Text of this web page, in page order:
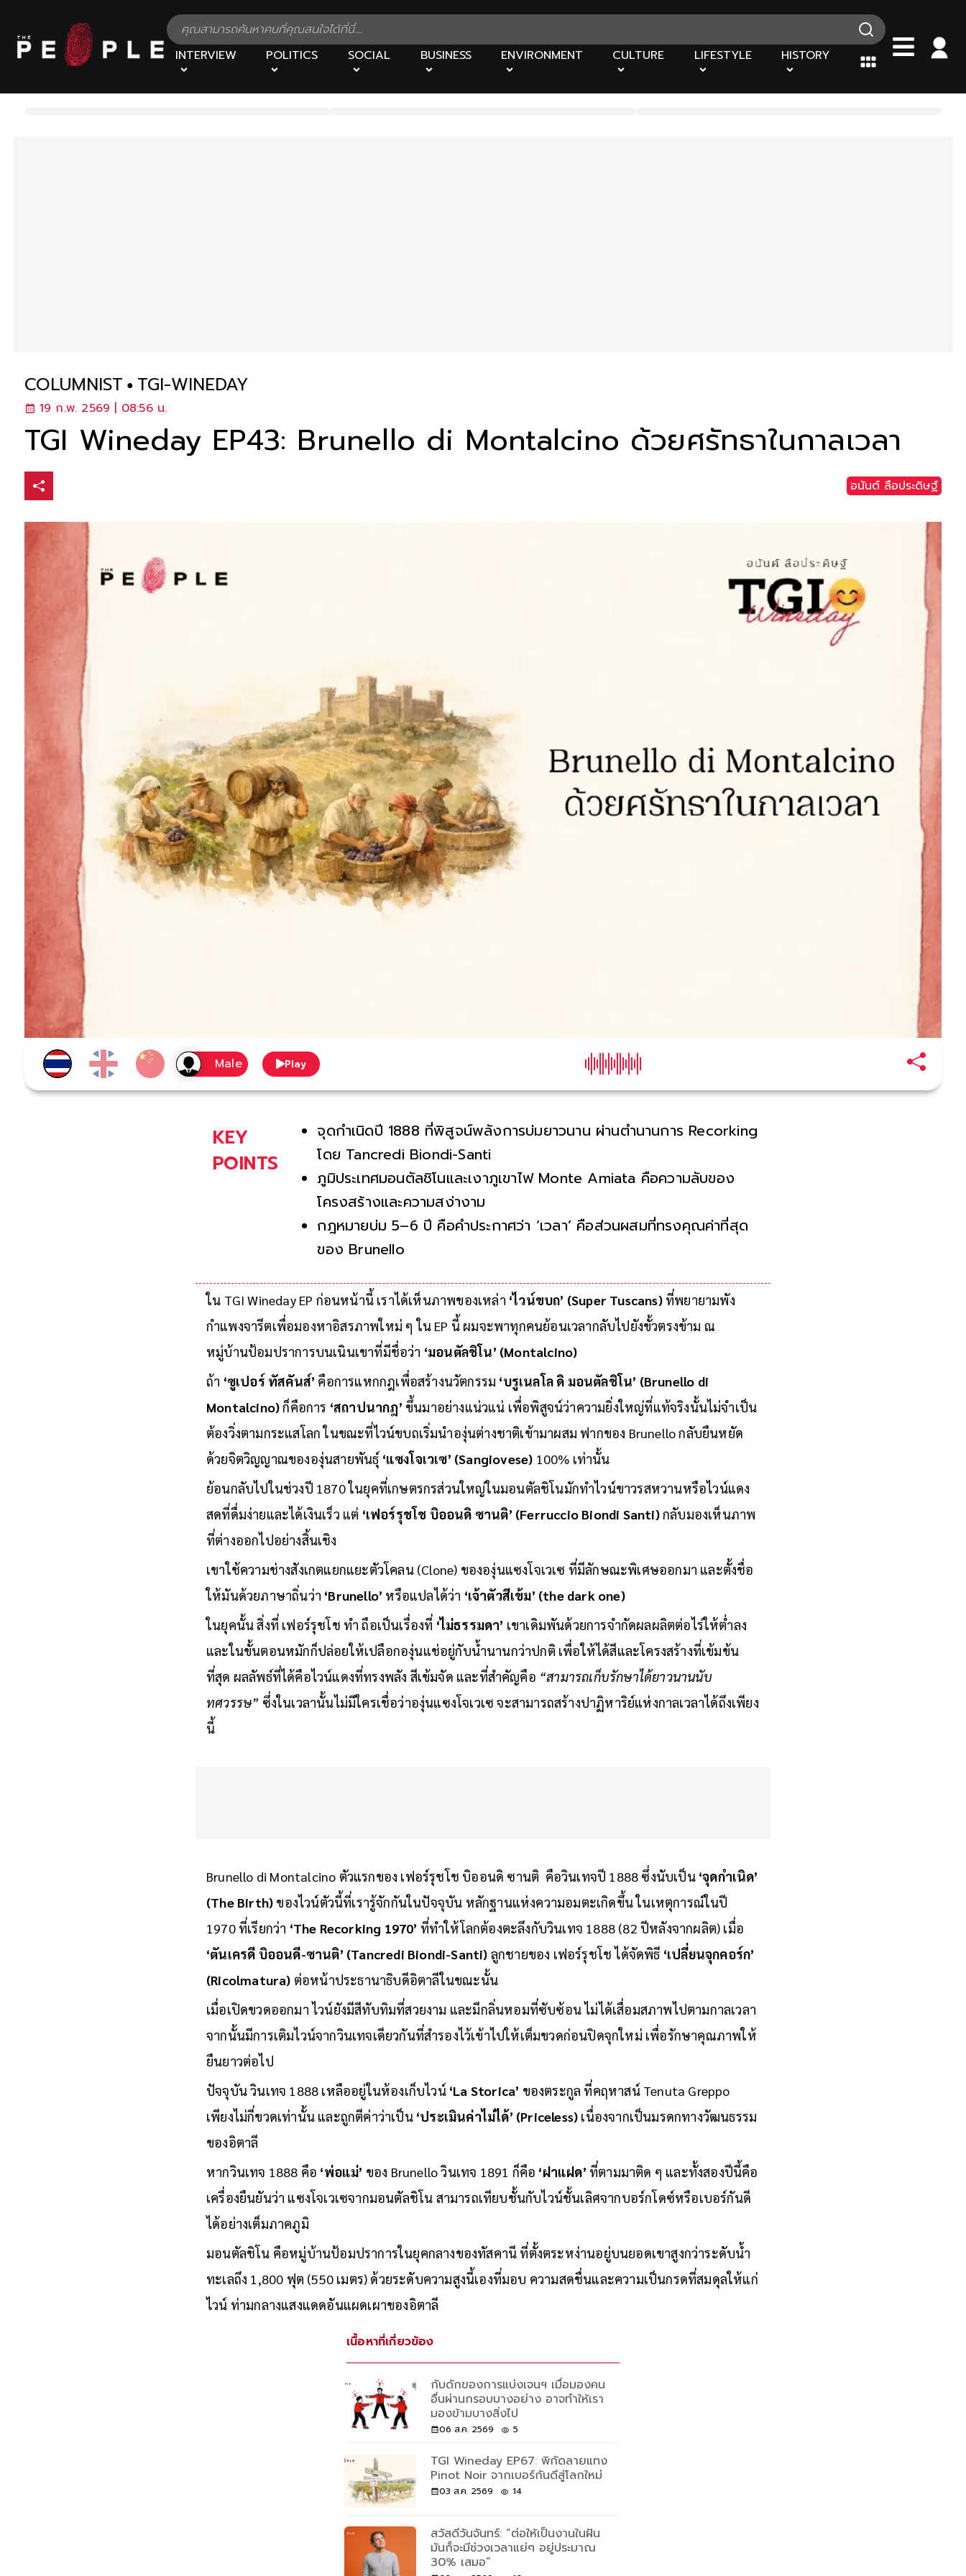
INTERVIEW POLITICS SOCIAL BUSINESS ENVIRONMENT CULTURE LIFESTYLE HISTORY
COLUMNIST TGI-WINEDAY
19 ก.พ. 2569 | 08:56 น.
TGI Wineday EP43: Brunello di Montalcino ด้วยศรัทธาในกาลเวลา
อนันต์ ลือประดิษฐ์
Play
KEY
POINTS
จุดกำเนิดปี 1888 ที่พิสูจน์พลังการบ่มยาวนาน ผ่านตำนานการ Recorking
โดย Tancredi Biondi-Santi
ภูมิประเทศมอนตัลชิโนและเงาภูเขาไฟ Monte Amiata คือความลับของ
โครงสร้างและความสง่างาม
กฎหมายบ่ม 5–6 ปี คือคำประกาศว่า ‘เวลา’ คือส่วนผสมที่ทรงคุณค่าที่สุด
ของ Brunello
ใน TGI Wineday EP ก่อนหน้านี้ เราได้เห็นภาพของเหล่า ‘ไวน์ขบถ’ (Super Tuscans) ที่พยายามพัง
กำแพงจารีตเพื่อมองหาอิสรภาพใหม่ ๆ ใน EP นี้ ผมจะพาทุกคนย้อนเวลากลับไปยังขั้วตรงข้าม ณ
หมู่บ้านป้อมปราการบนเนินเขาที่มีชื่อว่า ‘มอนตัลชิโน’ (Montalcino)
ถ้า ‘ซูเปอร์ ทัสคันส์’ คือการแหกกฎเพื่อสร้างนวัตกรรม ‘บรูเนลโล ดิ มอนตัลชิโน’ (Brunello di
Montalcino)ก็คือการ ‘สถาปนากฎ’ ขึ้นมาอย่างแน่วแน่ เพื่อพิสูจน์ว่าความยิ่งใหญ่ที่แท้จริงนั้นไม่จำเป็น
ต้องวิ่งตามกระแสโลก ในขณะที่ไวน์ขบถเริ่มนำองุ่นต่างชาติเข้ามาผสม ฟากของ Brunello กลับยืนหยัด
ด้วยจิตวิญญาณขององุ่นสายพันธุ์ ‘แซงโจเวเซ’ (Sangiovese) 100% เท่านั้น
ย้อนกลับไปในช่วงปี 1870 ในยุคที่เกษตรกรส่วนใหญ่ในมอนตัลชิโนมักทำไวน์ขาวรสหวานหรือไวน์แดง
สดที่ดื่มง่ายและได้เงินเร็ว แต่ ‘เฟอร์รุชโช บิออนดิ ซานติ’ (Ferruccio Biondi Santi)กลับมองเห็นภาพ
ที่ต่างออกไปอย่างสิ้นเชิง
เขาใช้ความช่างสังเกตแยกแยะตัวโคลน (Clone) ขององุ่นแซงโจเวเซ ที่มีลักษณะพิเศษออกมา และตั้งชื่อ
ให้มันด้วยภาษาถิ่นว่า ‘Brunello’ หรือแปลได้ว่า ‘เจ้าตัวสีเข้ม’ (the dark one)
ในยุคนั้น สิ่งที่ เฟอร์รุชโช ทำ ถือเป็นเรื่องที่ ‘ไม่ธรรมดา’ เขาเดิมพันด้วยการจำกัดผลผลิตต่อไร่ให้ต่ำลง
และในขั้นตอนหมักก็ปล่อยให้เปลือกองุ่นแช่อยู่กับน้ำนานกว่าปกติ เพื่อให้ได้สีและโครงสร้างที่เข้มข้น
ที่สุด ผลลัพธ์ที่ได้คือไวน์แดงที่ทรงพลัง สีเข้มจัด และที่สำคัญคือ “สามารถเก็บรักษาได้ยาวนานนับ
ทศวรรษ” ซึ่งในเวลานั้นไม่มีใครเชื่อว่าองุ่นแซงโจเวเซ จะสามารถสร้างปาฏิหาริย์แห่งกาลเวลาได้ถึงเพียง
นี้
Brunello di Montalcino ตัวแรกของ เฟอร์รุชโช บิออนดิ ซานติ คือวินเทจปี 1888 ซึ่งนับเป็น‘จุดกำเนิด’
(The Birth) ของไวน์ตัวนี้ที่เรารู้จักกันในปัจจุบัน หลักฐานแห่งความอมตะเกิดขึ้น ในเหตุการณ์ในปี
1970 ที่เรียกว่า ‘The Recorking 1970’ ที่ทำให้โลกต้องตะลึงกับวินเทจ 1888 (82 ปีหลังจากผลิต) เมื่อ
‘ตันเครดี บิออนดี-ซานติ’ (Tancredi Biondi-Santi) ลูกชายของ เฟอร์รุชโช ได้จัดพิธี ‘เปลี่ยนจุกคอร์ก’
(Ricolmatura) ต่อหน้าประธานาธิบดีอิตาลีในขณะนั้น
เมื่อเปิดขวดออกมา ไวน์ยังมีสีทับทิมที่สวยงาม และมีกลิ่นหอมที่ซับซ้อน ไม่ได้เสื่อมสภาพไปตามกาลเวลา
จากนั้นมีการเติมไวน์จากวินเทจเดียวกันที่สำรองไว้เข้าไปให้เต็มขวดก่อนปิดจุกใหม่ เพื่อรักษาคุณภาพให้
ยืนยาวต่อไป
ปัจจุบัน วินเทจ 1888 เหลืออยู่ในห้องเก็บไวน์ ‘La Storica’ ของตระกูล ที่คฤหาสน์ Tenuta Greppo
เพียงไม่กี่ขวดเท่านั้น และถูกตีค่าว่าเป็น ‘ประเมินค่าไม่ได้’ (Priceless) เนื่องจากเป็นมรดกทางวัฒนธรรม
ของอิตาลี
หากวินเทจ 1888 คือ ‘พ่อแม่’ ของ Brunello วินเทจ 1891 ก็คือ ‘ฝาแฝด’ ที่ตามมาติด ๆ และทั้งสองปีนี้คือ
เครื่องยืนยันว่า แซงโจเวเซจากมอนตัลชิโน สามารถเทียบชั้นกับไวน์ชั้นเลิศจากบอร์กโดซ์หรือเบอร์กันดี
ได้อย่างเต็มภาคภูมิ
มอนตัลชิโน คือหมู่บ้านป้อมปราการในยุคกลางของทัสคานี ที่ตั้งตระหง่านอยู่บนยอดเขาสูงกว่าระดับน้ำ
ทะเลถึง 1,800 ฟุต (550 เมตร) ด้วยระดับความสูงนี้เองที่มอบ ความสดชื่นและความเป็นกรดที่สมดุลให้แก่
ไวน์ ท่ามกลางแสงแดดอันแผดเผาของอิตาลี
เนื้อหาที่เกี่ยวข้อง
กับดักของการแบ่งเจนฯ เมื่อมองคน
อื่นผ่านกรอบบางอย่าง อาจทำให้เรา
มองข้ามบางสิ่งไป
06 ส.ค. 2569 5
TGI Wineday EP67: พิกัดลายแทง
Pinot Noir จากเบอร์กันดีสู่โลกใหม่
03 ส.ค. 2569 14
สวัสดีวันจันทร์: “ต่อให้เป็นงานในฝัน
มันก็จะมีช่วงเวลาแย่ๆ อยู่ประมาณ
30% เสมอ”